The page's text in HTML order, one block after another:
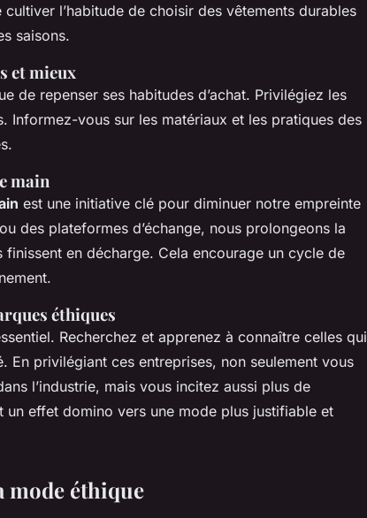
cultiver l’habitude de choisir des vêtements durables
saisons.
et mieux
de repenser ses habitudes d’achat. Privilégiez les
Informez-vous sur les matériaux et les pratiques des
main
est une initiative clé pour diminuer notre empreinte
des plateformes d’échange, nous prolongeons la
finissent en décharge. Cela encourage un cycle de
éthiques
Recherchez et apprenez à connaître celles qui
En privilégiant ces entreprises, non seulement vous
l’industrie, mais vous incitez aussi plus de
un effet domino vers une mode plus justifiable et
mode éthique